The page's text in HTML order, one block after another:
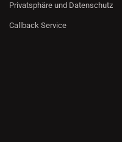
Privatsphäre und Datenschutz
Callback Service